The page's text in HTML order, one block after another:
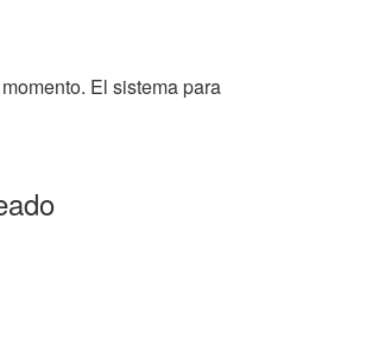
El sistema para